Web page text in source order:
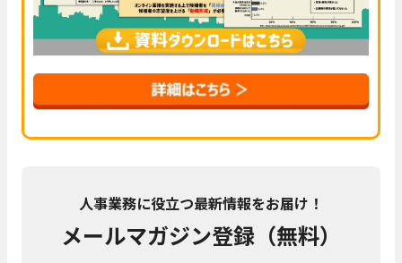
人事業務に役立つ最新情報をお届け！
メールマガジン登録（無料）